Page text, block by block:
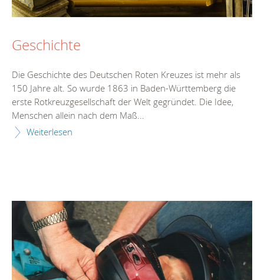
Geschichte
Die Geschichte des Deutschen Roten Kreuzes ist mehr als
150 Jahre alt. So wurde 1863 in Baden-Württemberg die
erste Rotkreuzgesellschaft der Welt gegründet. Die Idee,
Menschen allein nach dem Maß...
Weiterlesen